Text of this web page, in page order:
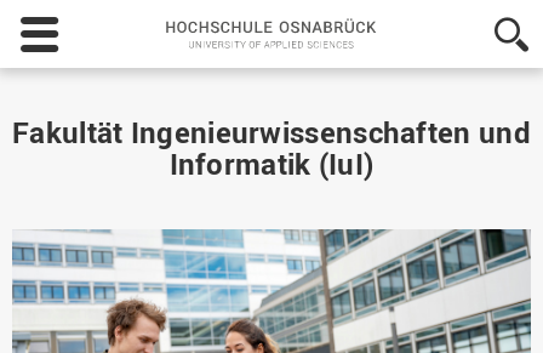
Hochschule
Osnabrück
-
of
Applied
Fakultät Ingenieurwissenschaften und
Informatik (IuI)